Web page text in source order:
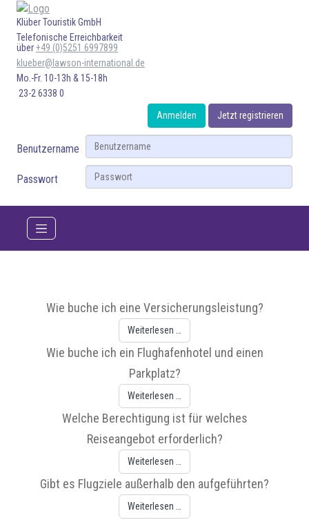
Klüber Touristik GmbH
Telefonische Erreichbarkeit
über+49 (0)5251 6997899
klueber@lawson-international.de
Mo.-Fr. 10-13h & 15-18h
23-2 6338 0
Anmelden
Jetzt registrieren
Benutzername
Passwort
Wie buche ich eine Versicherungsleistung?
Weiterlesen …
Wie buche ich ein Flughafenhotel und einen
Parkplatz?
Weiterlesen …
Welche Berechtigung ist für welches
Reiseangebot erforderlich?
Weiterlesen …
Gibt es Flugziele außerhalb den aufgeführten?
Weiterlesen …